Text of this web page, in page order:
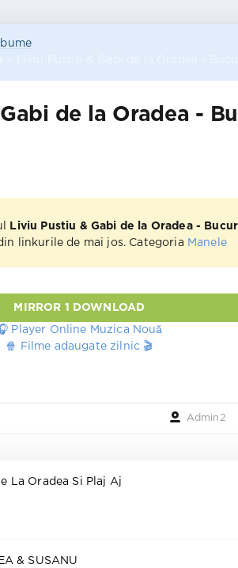
de la Oradea -
Liviu Pustiu & Gabi de la Oradea -
linkurile de mai jos. Categoria Manele
MIRROR 1 DOWNLOAD
Player Online Muzica Nouă
🍿 Filme adaugate zilnic 🎬
Admin2
La Oradea Si Plaj Aj
& SUSANU